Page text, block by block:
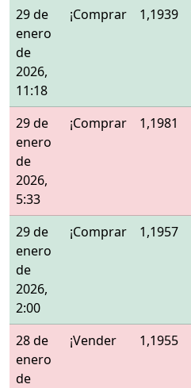
29 de
enero
de
2026,
11:18
¡Comprar 1,1939
29 de
enero
de
2026,
5:33
¡Comprar 1,1981
29 de
enero
de
2026,
2:00
¡Comprar 1,1957
28 de
enero
de
¡Vender 1,1955